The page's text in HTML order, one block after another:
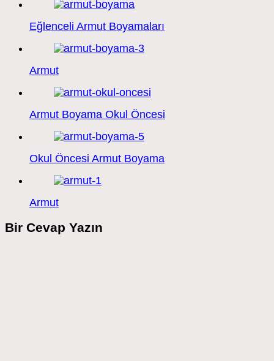
Eğlenceli Armut Boyamaları
Armut
Armut Boyama Okul Öncesi
Okul Öncesi Armut Boyama
Armut
Bir Cevap Yazın